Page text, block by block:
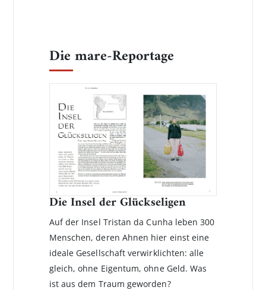
Die mare-Reportage
Die Insel der Glückseligen
Auf der Insel Tristan da Cunha leben 300
Menschen, deren Ahnen hier einst eine
ideale Gesellschaft verwirklichten: alle
gleich, ohne Eigen­tum, ohne Geld. Was
ist aus dem Traum geworden?